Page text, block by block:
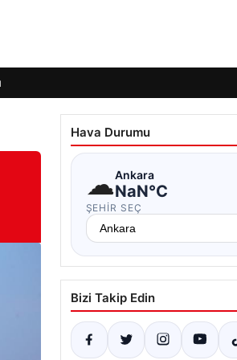
Hava Durumu
☁Ankara
NaN°C
ŞEHIR SEÇ
Bizi Takip Edin